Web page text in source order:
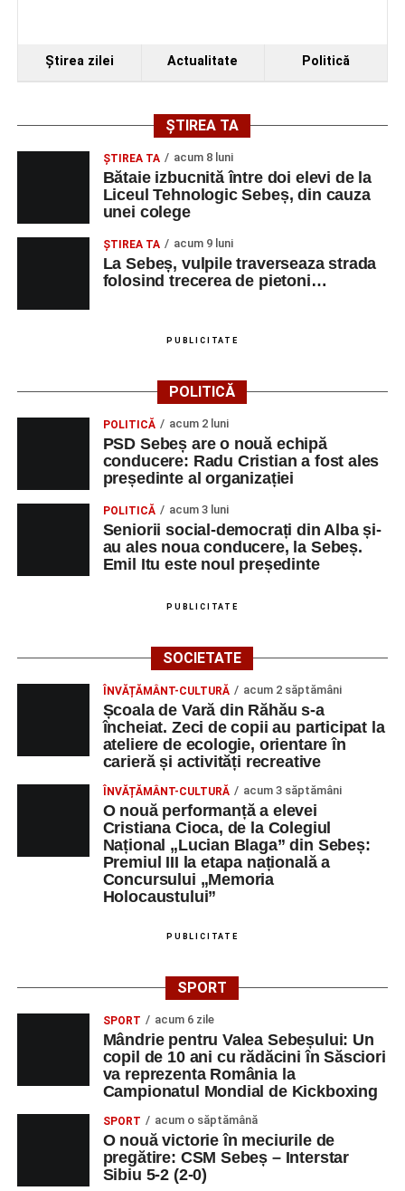
Ştirea zilei Actualitate Politică
ȘTIREA TA
ŞTIREA TA acum 8 luni
Bătaie izbucnită între doi elevi de la
Liceul Tehnologic Sebeș, din cauza
unei colege
ŞTIREA TA acum 9 luni
La Sebeș, vulpile traverseaza strada
folosind trecerea de pietoni…
PUBLICITATE
POLITICĂ
POLITICĂ acum 2 luni
PSD Sebeș are o nouă echipă
conducere: Radu Cristian a fost ales
președinte al organizației
POLITICĂ acum 3 luni
Seniorii social-democrați din Alba și-
au ales noua conducere, la Sebeș.
Emil Itu este noul președinte
PUBLICITATE
SOCIETATE
ÎNVĂȚĂMÂNT-CULTURĂ acum 2 săptămâni
Școala de Vară din Răhău s-a
încheiat. Zeci de copii au participat la
ateliere de ecologie, orientare în
carieră și activități recreative
ÎNVĂȚĂMÂNT-CULTURĂ acum 3 săptămâni
O nouă performanță a elevei
Cristiana Cioca, de la Colegiul
Național „Lucian Blaga” din Sebeș:
Premiul III la etapa națională a
Concursului „Memoria
Holocaustului”
PUBLICITATE
SPORT
SPORT acum 6 zile
Mândrie pentru Valea Sebeșului: Un
copil de 10 ani cu rădăcini în Săsciori
va reprezenta România la
Campionatul Mondial de Kickboxing
SPORT acum o săptămână
O nouă victorie în meciurile de
pregătire: CSM Sebeș – Interstar
Sibiu 5-2 (2-0)